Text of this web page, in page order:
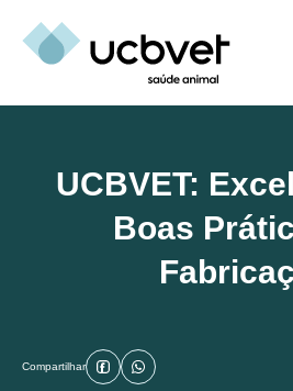
UCBVET:
Boas
Compartilhar